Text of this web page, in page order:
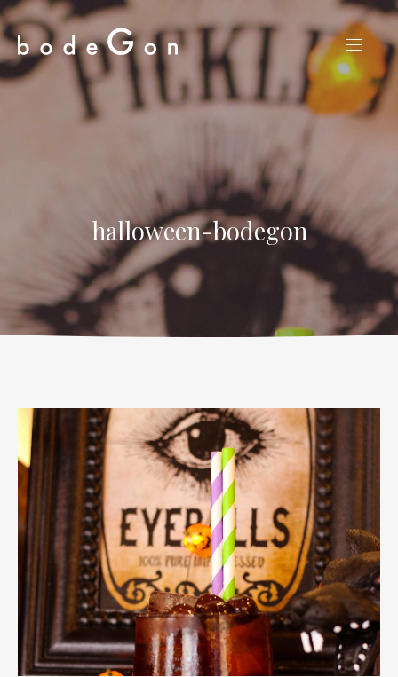
halloween-bodegon